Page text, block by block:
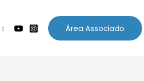
Área Associado